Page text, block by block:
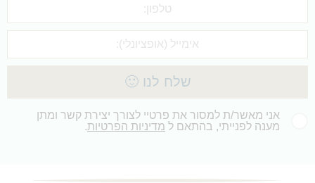
אני מאשר/ת למסור את פרטיי לצורך יצירת קשר ומתן
מענה לפנייתי, בהתאם ל מדיניות הפרטיות.
שלח לנו 🙂